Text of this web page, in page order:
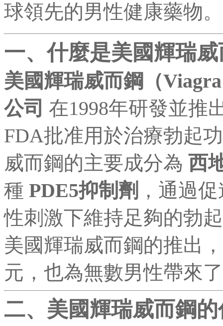
球領先的男性健康藥物。
一、什麼是美國輝瑞
美國輝瑞威而鋼（
公司 在1998年研發並推
FDA批准用於治療勃起
威而鋼的主要成分為 西
種 PDE5抑制劑 ，通過
性刺激下維持足夠的勃
美國輝瑞威而鋼的推出
元，也為無數男性帶來
二、美國輝瑞威而鋼